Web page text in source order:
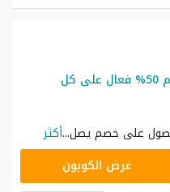
كود خصم ممزورلد اروى ٢٠٢٦ خصم 50% فعال على كل
على خصم يصل...أكثر
عرض الكوبون